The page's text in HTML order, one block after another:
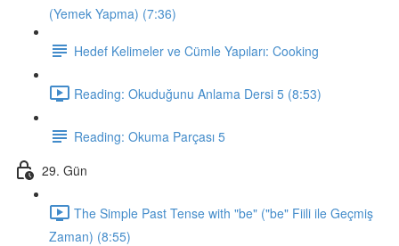
(Yemek Yapma) (7:36)
Hedef Kelimeler ve Cümle Yapıları: Cooking
Reading: Okuduğunu Anlama Dersi 5 (8:53)
Reading: Okuma Parçası 5
29. Gün
The Simple Past Tense with "be" ("be" Fiili ile Geçmiş
Zaman) (8:55)